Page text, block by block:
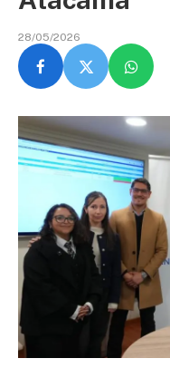
28/05/2026